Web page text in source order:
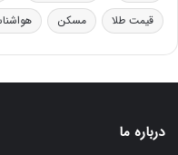
قیمت طلا
مسکن
درباره ما